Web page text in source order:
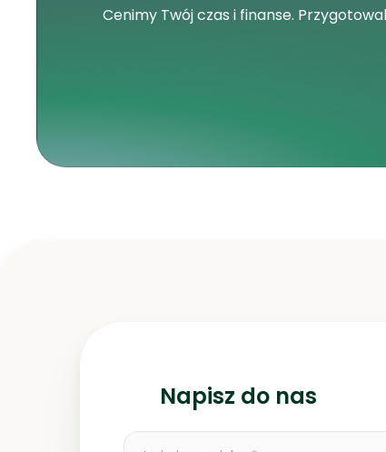
Cenimy Twój czas i finanse.
Napisz do nas